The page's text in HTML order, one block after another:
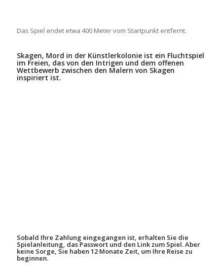
Das Spiel endet etwa 400 Meter vom Startpunkt entfernt.
Skagen, Mord in der Künstlerkolonie ist ein Fluchtspiel
im Freien, das von den Intrigen und dem offenen
Wettbewerb zwischen den Malern von Skagen
inspiriert ist.
Sobald Ihre Zahlung eingegangen ist, erhalten Sie die
Spielanleitung, das Passwort und den Link zum Spiel. Aber
keine Sorge, Sie haben 12 Monate Zeit, um Ihre Reise zu
beginnen.